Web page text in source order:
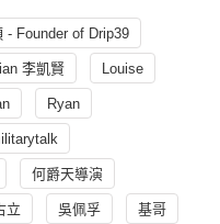
- Founder of Drip39
李凱賢 Louise
Ryan
何爵天導演
立 吳佩孚 基哥